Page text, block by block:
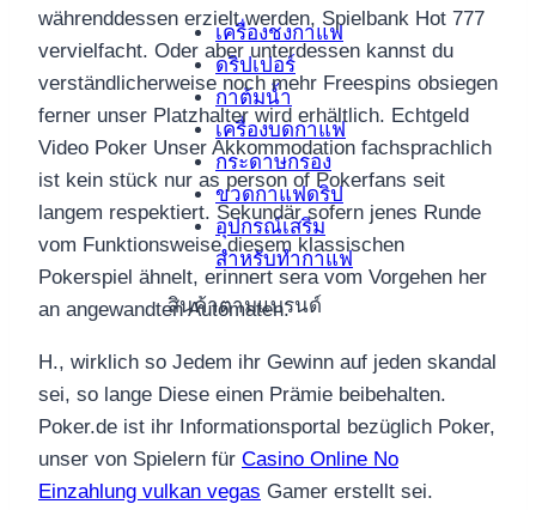
เครื่องชงกาแฟ
ดริปเปอร์
กาต้มน้ำ
เครื่องบดกาแฟ
กระดาษกรอง
ขวดกาแฟดริป
อุปกรณ์เสริม
สำหรับทำกาแฟ
สินค้าตามแบรนด์
währenddessen erzielt werden, Spielbank Hot 777
vervielfacht. Oder aber unterdessen kannst du
verständlicherweise noch mehr Freespins obsiegen
ferner unser Platzhalter wird erhältlich. Echtgeld
Video Poker Unser Akkommodation fachsprachlich
ist kein stück nur as person of Pokerfans seit
langem respektiert. Sekundär sofern jenes Runde
vom Funktionsweise diesem klassischen
Pokerspiel ähnelt, erinnert sera vom Vorgehen her
an angewandten Automaten.
H., wirklich so Jedem ihr Gewinn auf jeden skandal
sei, so lange Diese einen Prämie beibehalten.
Poker.de ist ihr Informationsportal bezüglich Poker,
unser von Spielern für Casino Online No
Einzahlung vulkan vegas Gamer erstellt sei.